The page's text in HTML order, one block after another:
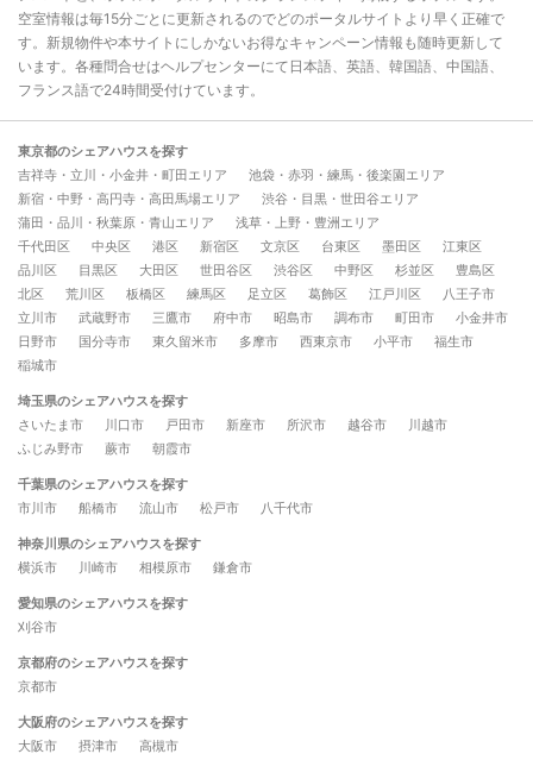
空室情報は毎15分ごとに更新されるのでどのポータルサイトより早く正確で
す。新規物件や本サイトにしかないお得なキャンペーン情報も随時更新して
います。各種問合せはヘルプセンターにて日本語、英語、韓国語、中国語、
フランス語で24時間受付けています。
東京都のシェアハウスを探す
吉祥寺・立川・小金井・町田エリア
池袋・赤羽・練馬・後楽園エリア
新宿・中野・高円寺・高田馬場エリア
渋谷・目黒・世田谷エリア
蒲田・品川・秋葉原・青山エリア
浅草・上野・豊洲エリア
千代田区
中央区 港区 新宿区 文京区 台東区 墨田区
江東区
品川区
目黒区 大田区 世田谷区 渋谷区 中野区 杉並区
豊島区
北区
荒川区 板橋区 練馬区 足立区 葛飾区 江戸川区
八王子市
立川市
武蔵野市 三鷹市 府中市 昭島市 調布市 町田市
小金井市
日野市
国分寺市 東久留米市 多摩市 西東京市 小平市
福生市
稲城市
埼玉県のシェアハウスを探す
さいたま市
川口市 戸田市 新座市 所沢市 越谷市
川越市
ふじみ野市
蕨市 朝霞市
千葉県のシェアハウスを探す
市川市
船橋市 流山市 松戸市 八千代市
神奈川県のシェアハウスを探す
横浜市
川崎市 相模原市 鎌倉市
愛知県のシェアハウスを探す
刈谷市
京都府のシェアハウスを探す
京都市
大阪府のシェアハウスを探す
大阪市
摂津市 高槻市